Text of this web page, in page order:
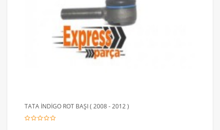
TATA İNDİGO ROT BAŞI ( 2008 - 2012 )